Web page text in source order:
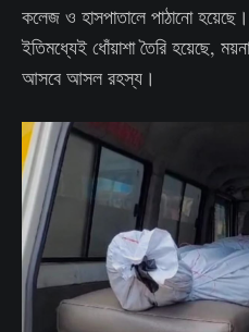
কলেজ ও হাসপাতালে পাঠানো
ইতিমধ্যেই ধোঁয়াশা তৈরি হয়েছে,
আসবে আসল রহস্য।